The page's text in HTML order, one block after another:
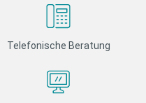
Telefonische Beratung